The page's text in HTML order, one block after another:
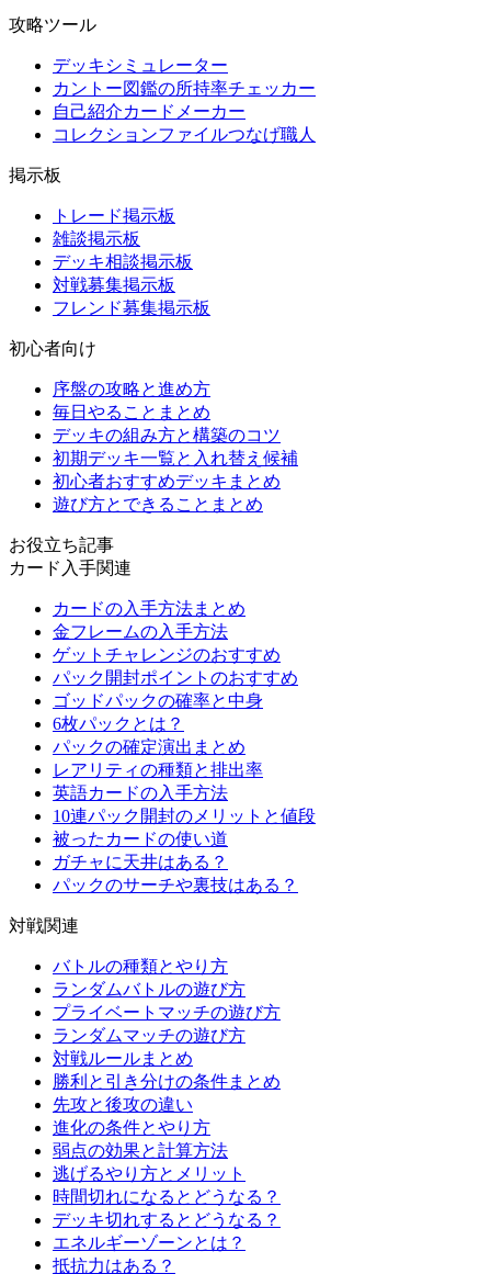
攻略ツール
デッキシミュレーター
カントー図鑑の所持率チェッカー
自己紹介カードメーカー
コレクションファイルつなげ職人
掲示板
トレード掲示板
雑談掲示板
デッキ相談掲示板
対戦募集掲示板
フレンド募集掲示板
初心者向け
序盤の攻略と進め方
毎日やることまとめ
デッキの組み方と構築のコツ
初期デッキ一覧と入れ替え候補
初心者おすすめデッキまとめ
遊び方とできることまとめ
お役立ち記事
カード入手関連
カードの入手方法まとめ
金フレームの入手方法
ゲットチャレンジのおすすめ
パック開封ポイントのおすすめ
ゴッドパックの確率と中身
6枚パックとは？
パックの確定演出まとめ
レアリティの種類と排出率
英語カードの入手方法
10連パック開封のメリットと値段
被ったカードの使い道
ガチャに天井はある？
パックのサーチや裏技はある？
対戦関連
バトルの種類とやり方
ランダムバトルの遊び方
プライベートマッチの遊び方
ランダムマッチの遊び方
対戦ルールまとめ
勝利と引き分けの条件まとめ
先攻と後攻の違い
進化の条件とやり方
弱点の効果と計算方法
逃げるやり方とメリット
時間切れになるとどうなる？
デッキ切れするとどうなる？
エネルギーゾーンとは？
抵抗力はある？